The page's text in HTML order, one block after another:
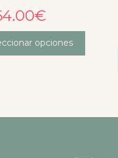
€
opciones